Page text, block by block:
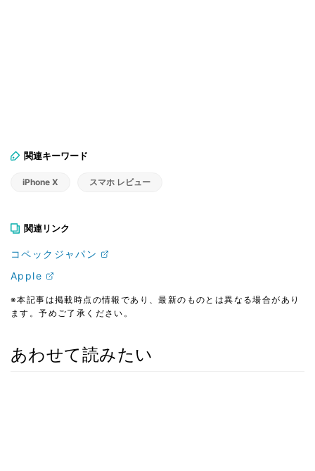
関連キーワード
iPhone X スマホ レビュー
関連リンク
コペックジャパン
Apple
※本記事は掲載時点の情報であり、最新のものとは異なる場合があり
ます。予めご了承ください。
あわせて読みたい